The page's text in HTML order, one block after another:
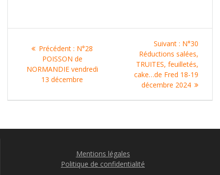
l’article
Précédent : Article
précédent
:
N°28
POISSON de
NORMANDIE vendredi
13 décembre
Suivant : Article
suivant
:
N°30
Réductions salées,
TRUITES, feuilletés,
cake…de Fred 18-19
décembre 2024
Mentions légales
Politique de confidentialité